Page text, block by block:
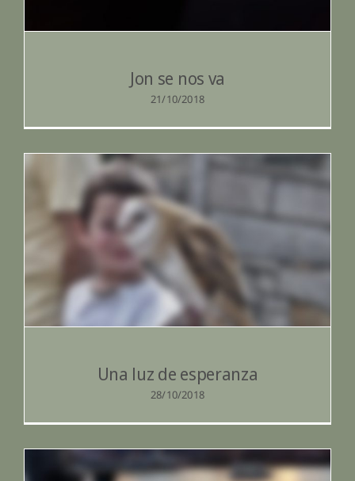
Jon se nos va
21/10/2018
Una luz de esperanza
Una luz de esperanza
28/10/2018